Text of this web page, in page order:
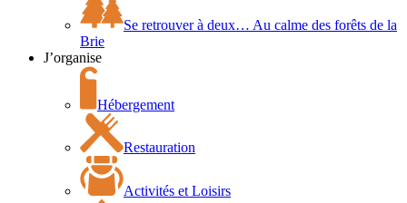
Se retrouver à deux… Au calme des forêts de la
Brie
J’organise
Hébergement
Restauration
Activités et Loisirs